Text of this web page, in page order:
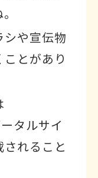
や宣伝物
とがあり
タルサイ
れること